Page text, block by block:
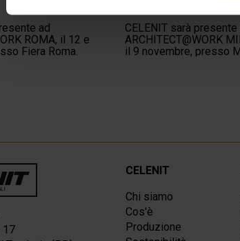
ad
ROMA, il 12 e
Fiera Roma.
CELENIT sarà presente
ARCHITECT@WORK
il 9 novembre, presso
CELENIT
Chi siamo
Cos'è
Produzione
17